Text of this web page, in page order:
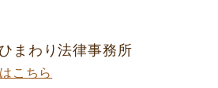
まわり法律事務所
こちら